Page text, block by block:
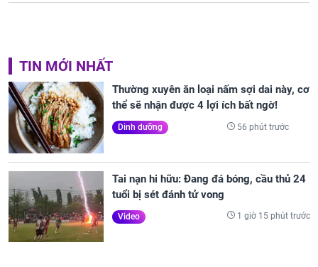
TIN MỚI NHẤT
Thường xuyên ăn loại nấm sợi dai này, cơ
thể sẽ nhận được 4 lợi ích bất ngờ!
Dinh dưỡng 56 phút trước
Tai nạn hi hữu: Đang đá bóng, cầu thủ 24
tuổi bị sét đánh tử vong
Video 1 giờ 15 phút trước